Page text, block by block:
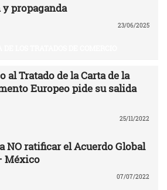
y propaganda
23/06/2025
al Tratado de la Carta de la
Europeo pide su salida
25/11/2022
NO ratificar el Acuerdo Global
México
07/07/2022